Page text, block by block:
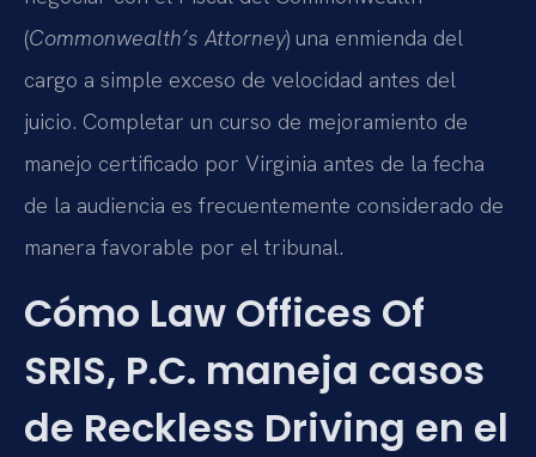
(Commonwealth’s Attorney) una enmienda del
cargo a simple exceso de velocidad antes del
juicio. Completar un curso de mejoramiento de
manejo certificado por Virginia antes de la fecha
de la audiencia es frecuentemente considerado de
manera favorable por el tribunal.
Cómo Law Offices Of
SRIS, P.C. maneja casos
de Reckless Driving en el